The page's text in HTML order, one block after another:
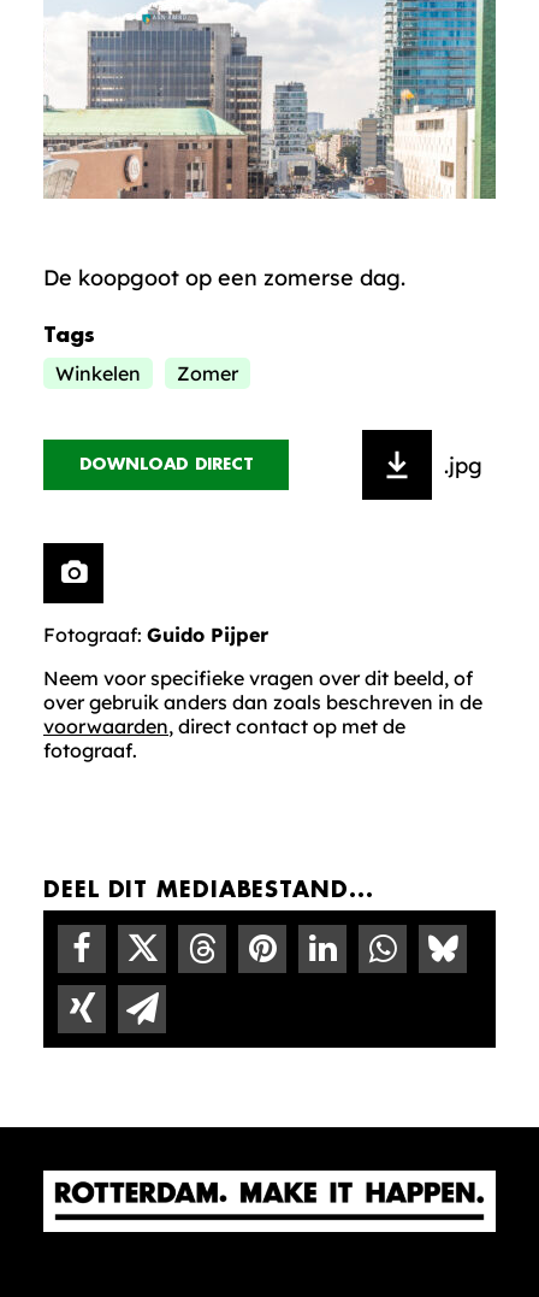
De koopgoot op een zomerse dag.
Tags
Winkelen Zomer
DOWNLOAD DIRECT .jpg
Fotograaf: Guido Pijper
Neem voor specifieke vragen over dit beeld, of
over gebruik anders dan zoals beschreven in de
voorwaarden, direct contact op met de
fotograaf.
DEEL DIT MEDIABESTAND...